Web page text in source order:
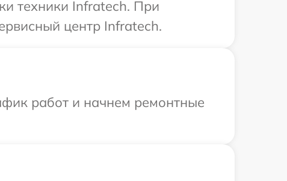
техники Infratech. При
центр Infratech.
работ и начнем ремонтные